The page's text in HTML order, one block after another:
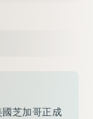
國芝加哥正成